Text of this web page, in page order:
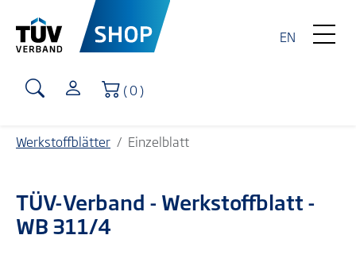
EN
Warenkorb
( 0 )
Werkstoffblätter Einzelblatt
TÜV-Verband - Werkstoffblatt -
WB 311/4